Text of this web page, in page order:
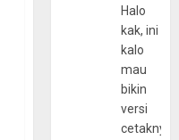
Halo
kak, ini
kalo
mau
bikin
versi
cetaknya